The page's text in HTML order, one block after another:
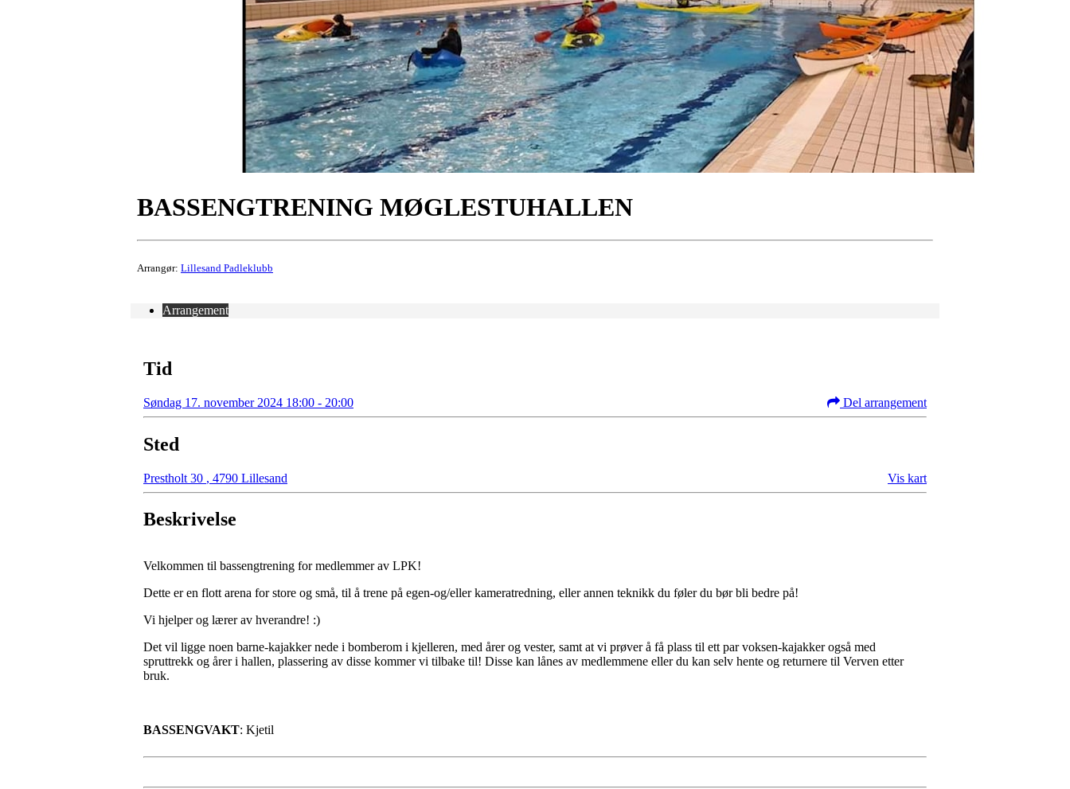
BASSENGTRENING MØGLESTUHALLEN
Arrangør: Lillesand Padleklubb
Arrangement
Tid
Søndag 17. november 2024 18:00 - 20:00 Del arrangement
Sted
Prestholt 30 , 4790 Lillesand Vis kart
Beskrivelse
Velkommen til bassengtrening for medlemmer av LPK!
Dette er en flott arena for store og små, til å trene på egen-og/eller kameratredning, eller annen teknikk du føler du bør bli bedre på!
Vi hjelper og lærer av hverandre! :)
Det vil ligge noen barne-kajakker nede i bomberom i kjelleren, med årer og vester, samt at vi prøver å få plass til ett par voksen-kajakker også med
spruttrekk og årer i hallen, plassering av disse kommer vi tilbake til! Disse kan lånes av medlemmene eller du kan selv hente og returnere til Verven etter
bruk.
BASSENGVAKT: Kjetil